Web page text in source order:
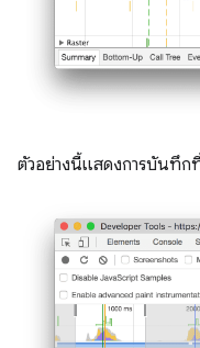
ตัวอย่างนี้แสดงการบันทึก